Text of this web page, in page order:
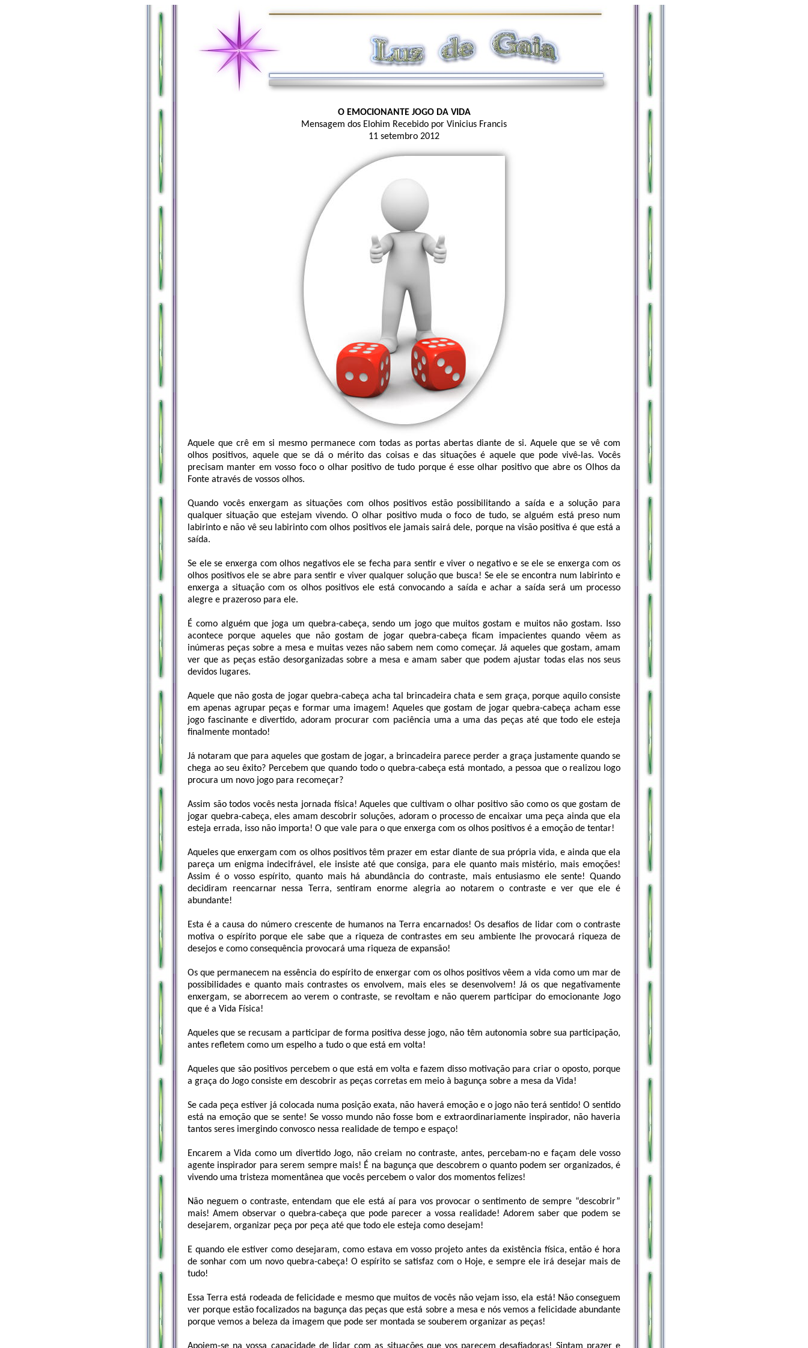
O EMOCIONANTE JOGO DA VIDA
Mensagem dos Elohim Recebido por Vinicius Francis
11 setembro 2012
Aquele que crê em si mesmo permanece com todas as portas abertas diante de si. Aquele que se vê com
olhos positivos, aquele que se dá o mérito das coisas e das situações é aquele que pode vivê-las. Vocês
precisam manter em vosso foco o olhar positivo de tudo porque é esse olhar positivo que abre os Olhos da
Fonte através de vossos olhos.
Quando vocês enxergam as situações com olhos positivos estão possibilitando a saída e a solução para
qualquer situação que estejam vivendo. O olhar positivo muda o foco de tudo, se alguém está preso num
labirinto e não vê seu labirinto com olhos positivos ele jamais sairá dele, porque na visão positiva é que está a
saída.
Se ele se enxerga com olhos negativos ele se fecha para sentir e viver o negativo e se ele se enxerga com os
olhos positivos ele se abre para sentir e viver qualquer solução que busca! Se ele se encontra num labirinto e
enxerga a situação com os olhos positivos ele está convocando a saída e achar a saída será um processo
alegre e prazeroso para ele.
É como alguém que joga um quebra-cabeça, sendo um jogo que muitos gostam e muitos não gostam. Isso
acontece porque aqueles que não gostam de jogar quebra-cabeça ficam impacientes quando vêem as
inúmeras peças sobre a mesa e muitas vezes não sabem nem como começar. Já aqueles que gostam, amam
ver que as peças estão desorganizadas sobre a mesa e amam saber que podem ajustar todas elas nos seus
devidos lugares.
Aquele que não gosta de jogar quebra-cabeça acha tal brincadeira chata e sem graça, porque aquilo consiste
em apenas agrupar peças e formar uma imagem! Aqueles que gostam de jogar quebra-cabeça acham esse
jogo fascinante e divertido, adoram procurar com paciência uma a uma das peças até que todo ele esteja
finalmente montado!
Já notaram que para aqueles que gostam de jogar, a brincadeira parece perder a graça justamente quando se
chega ao seu êxito? Percebem que quando todo o quebra-cabeça está montado, a pessoa que o realizou logo
procura um novo jogo para recomeçar?
Assim são todos vocês nesta jornada física! Aqueles que cultivam o olhar positivo são como os que gostam de
jogar quebra-cabeça, eles amam descobrir soluções, adoram o processo de encaixar uma peça ainda que ela
esteja errada, isso não importa! O que vale para o que enxerga com os olhos positivos é a emoção de tentar!
Aqueles que enxergam com os olhos positivos têm prazer em estar diante de sua própria vida, e ainda que ela
pareça um enigma indecifrável, ele insiste até que consiga, para ele quanto mais mistério, mais emoções!
Assim é o vosso espírito, quanto mais há abundância do contraste, mais entusiasmo ele sente! Quando
decidiram reencarnar nessa Terra, sentiram enorme alegria ao notarem o contraste e ver que ele é
abundante!
Esta é a causa do número crescente de humanos na Terra encarnados! Os desafios de lidar com o contraste
motiva o espírito porque ele sabe que a riqueza de contrastes em seu ambiente lhe provocará riqueza de
desejos e como consequência provocará uma riqueza de expansão!
Os que permanecem na essência do espírito de enxergar com os olhos positivos vêem a vida como um mar de
possibilidades e quanto mais contrastes os envolvem, mais eles se desenvolvem! Já os que negativamente
enxergam, se aborrecem ao verem o contraste, se revoltam e não querem participar do emocionante Jogo
que é a Vida Física!
Aqueles que se recusam a participar de forma positiva desse jogo, não têm autonomia sobre sua participação,
antes refletem como um espelho a tudo o que está em volta!
Aqueles que são positivos percebem o que está em volta e fazem disso motivação para criar o oposto, porque
a graça do Jogo consiste em descobrir as peças corretas em meio à bagunça sobre a mesa da Vida!
Se cada peça estiver já colocada numa posição exata, não haverá emoção e o jogo não terá sentido! O sentido
está na emoção que se sente! Se vosso mundo não fosse bom e extraordinariamente inspirador, não haveria
tantos seres imergindo convosco nessa realidade de tempo e espaço!
Encarem a Vida como um divertido Jogo, não creiam no contraste, antes, percebam-no e façam dele vosso
agente inspirador para serem sempre mais! É na bagunça que descobrem o quanto podem ser organizados, é
vivendo uma tristeza momentânea que vocês percebem o valor dos momentos felizes!
Não neguem o contraste, entendam que ele está aí para vos provocar o sentimento de sempre “descobrir”
mais! Amem observar o quebra-cabeça que pode parecer a vossa realidade! Adorem saber que podem se
desejarem, organizar peça por peça até que todo ele esteja como desejam!
E quando ele estiver como desejaram, como estava em vosso projeto antes da existência física, então é hora
de sonhar com um novo quebra-cabeça! O espírito se satisfaz com o Hoje, e sempre ele irá desejar mais de
tudo!
Essa Terra está rodeada de felicidade e mesmo que muitos de vocês não vejam isso, ela está! Não conseguem
ver porque estão focalizados na bagunça das peças que está sobre a mesa e nós vemos a felicidade abundante
porque vemos a beleza da imagem que pode ser montada se souberem organizar as peças!